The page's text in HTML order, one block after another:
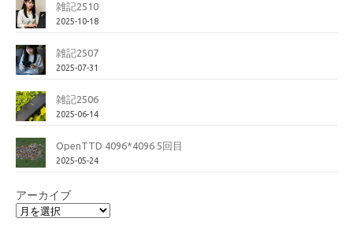
雑記2510
2025-10-18
雑記2507
2025-07-31
雑記2506
2025-06-14
OpenTTD 4096*4096 5回目
2025-05-24
アーカイブ